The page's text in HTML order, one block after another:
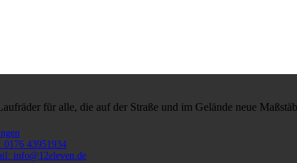
für alle, die auf der Straße und im Gelände neue
0176 43951934
info@12eleven.de